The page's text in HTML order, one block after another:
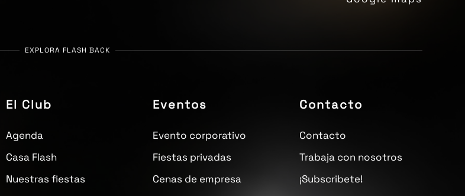
EXPLORA FLASH BACK
El Club
Agenda
Casa Flash
Nuestras fiestas
Eventos
Evento corporativo
Fiestas privadas
Cenas de empresa
Contacto
Contacto
Trabaja con nosotros
¡Subscribete!